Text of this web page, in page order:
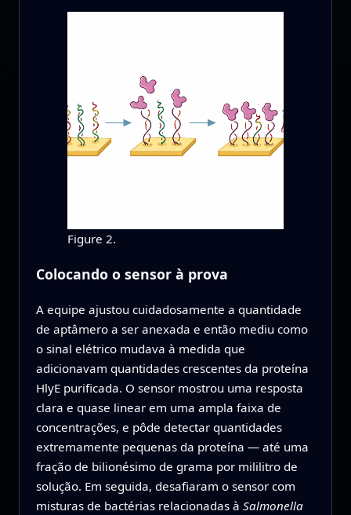
Figure 2.
Colocando o sensor à prova
A equipe ajustou cuidadosamente a quantidade
de aptâmero a ser anexada e então mediu como
o sinal elétrico mudava à medida que
adicionavam quantidades crescentes da proteína
HlyE purificada. O sensor mostrou uma resposta
clara e quase linear em uma ampla faixa de
concentrações, e pôde detectar quantidades
extremamente pequenas da proteína — até uma
fração de bilionésimo de grama por mililitro de
solução. Em seguida, desafiaram o sensor com
misturas de bactérias relacionadas à Salmonella